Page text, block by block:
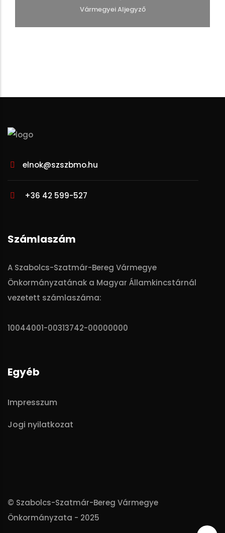
Vármegyei Aljegyző
elnok@szszbmo.hu
+36 42 599-527
Számlaszám
A Szabolcs-Szatmár-Bereg Vármegye
Önkormányzatának a Magyar Államkincstárnál
vezetett számlaszáma:
10044001-00313742-00000000
Egyéb
Impresszum
Jogi nyilatkozat
© Szabolcs-Szatmár-Bereg Vármegye
Önkormányzata - 2025